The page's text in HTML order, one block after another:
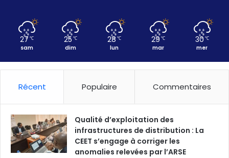
27 ℃
sam
25 ℃
dim
28 ℃
lun
29 ℃
mar
30 ℃
mer
Récent Populaire Commentaires
Qualité d’exploitation des
infrastructures de distribution : La
CEET s’engage à corriger les
anomalies relevées par l’ARSE